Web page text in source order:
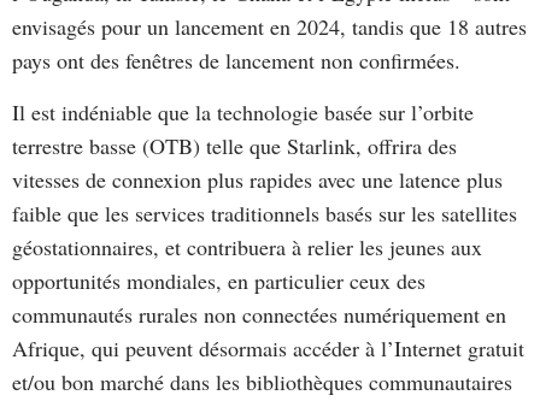
envisagés pour un lancement en 2024, tandis que 18 autres
pays ont des fenêtres de lancement non confirmées.
Il est indéniable que la technologie basée sur l’orbite
terrestre basse (OTB) telle que Starlink, offrira des
vitesses de connexion plus rapides avec une latence plus
faible que les services traditionnels basés sur les satellites
géostationnaires, et contribuera à relier les jeunes aux
opportunités mondiales, en particulier ceux des
communautés rurales non connectées numériquement en
Afrique, qui peuvent désormais accéder à l’Internet gratuit
et/ou bon marché dans les bibliothèques communautaires